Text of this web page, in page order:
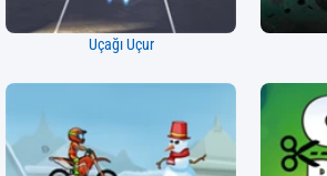
Uçağı Uçur